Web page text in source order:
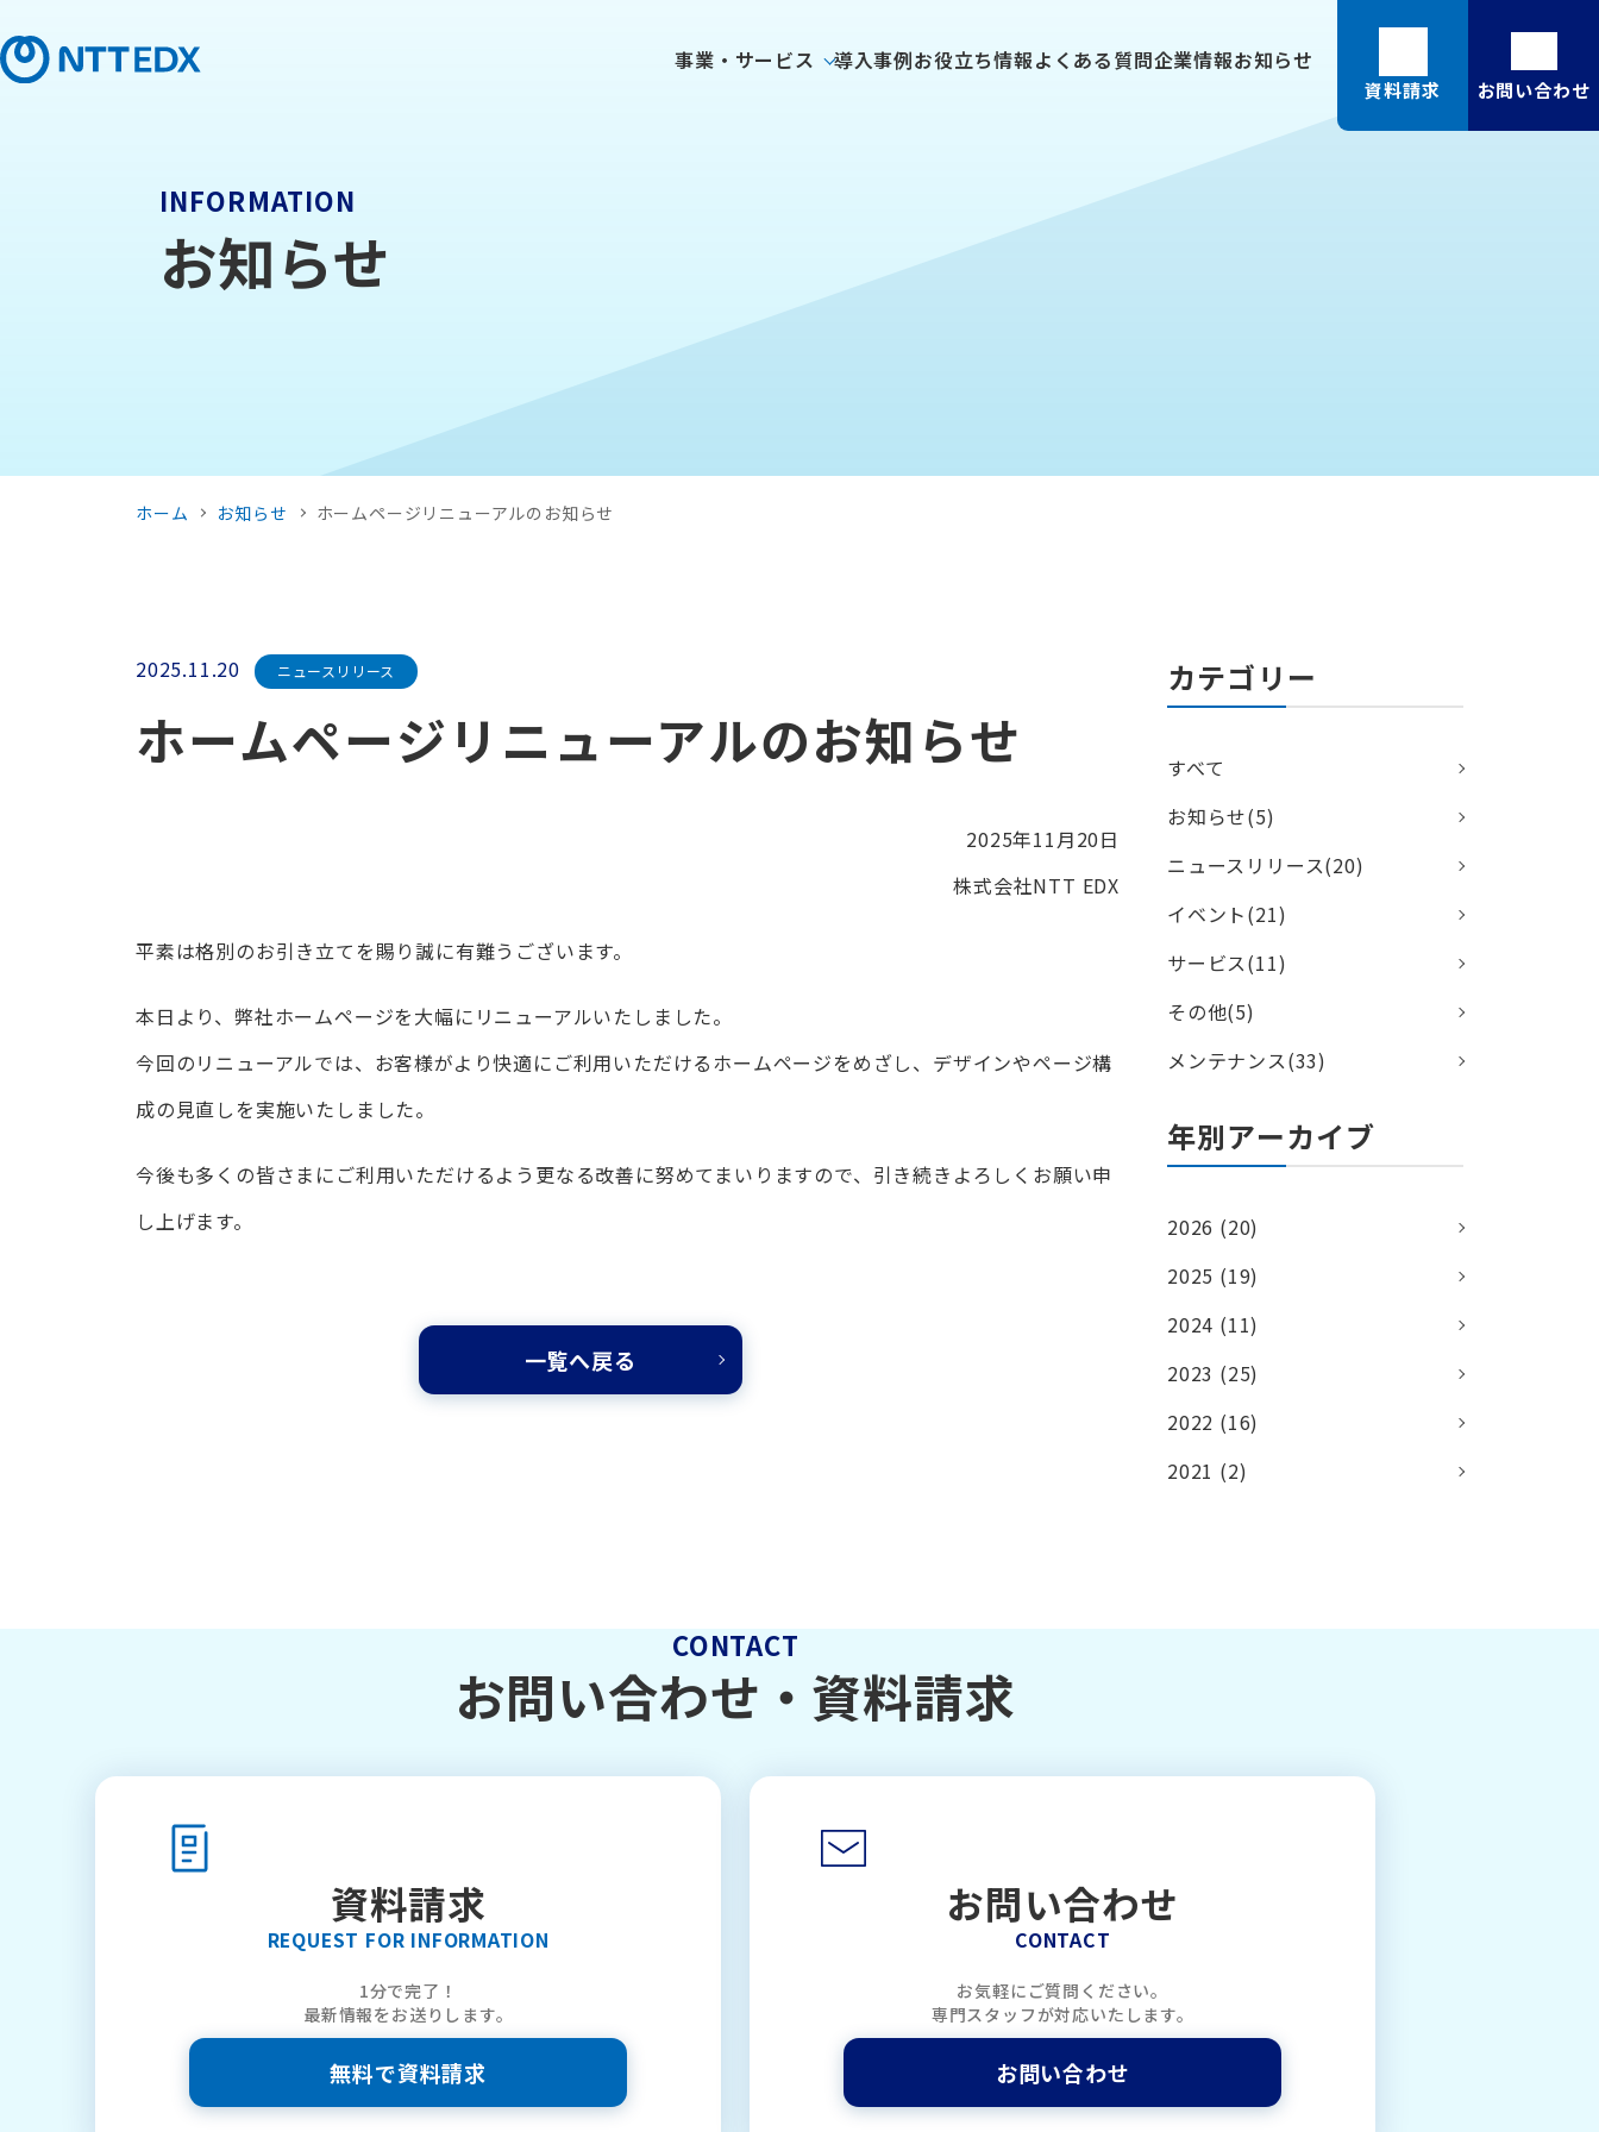
事業・サービス 導入事例お役立ち情報よくある質問企業情報お知らせ
資料請求 お問い合わせ
INFORMATION
お知らせ
ホーム お知らせ ホームページリニューアルのお知らせ
2025.11.20 ニュースリリース
ホームページリニューアルのお知らせ
2025年11月20日
株式会社NTT EDX
平素は格別のお引き立てを賜り誠に有難うございます。
本日より、弊社ホームページを大幅にリニューアルいたしました。
今回のリニューアルでは、お客様がより快適にご利用いただけるホームページをめざし、デザインやページ構
成の見直しを実施いたしました。
今後も多くの皆さまにご利用いただけるよう更なる改善に努めてまいりますので、引き続きよろしくお願い申
し上げます。
一覧へ戻る
カテゴリー
すべて
お知らせ(5)
ニュースリリース(20)
イベント(21)
サービス(11)
その他(5)
メンテナンス(33)
年別アーカイブ
2026 (20)
2025 (19)
2024 (11)
2023 (25)
2022 (16)
2021 (2)
CONTACT
お問い合わせ・ 資料請求
資料請求
REQUEST FOR INFORMATION
1分で完了！
最新情報をお送りします。
無料で資料請求
お問い合わせ
CONTACT
お気軽にご質問ください。
専門スタッフが対応いたします。
お問い合わせ